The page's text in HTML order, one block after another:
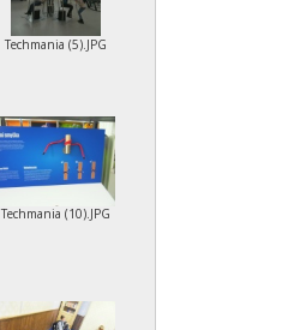
Techmania (5).JPG
Techmania (10).JPG